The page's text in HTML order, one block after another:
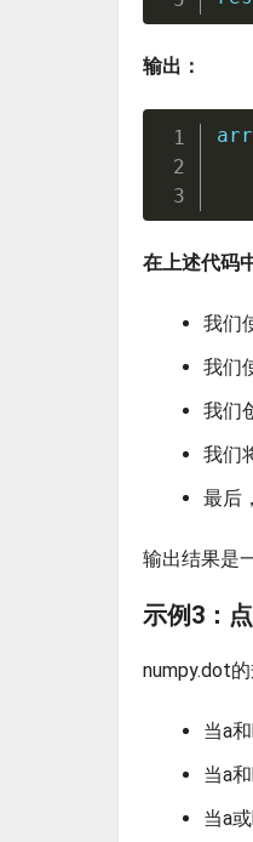
输出：
在上述代码
我们
我们
我们
我们
最后
输出结果是
示例3：
numpy.dot的
当a
当a
当a